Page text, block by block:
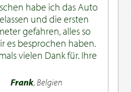
habe ich das Auto
und die ersten
gefahren, alles so
es besprochen haben.
vielen Dank für. Ihre
uneingeschränkt
Frank, Belgien